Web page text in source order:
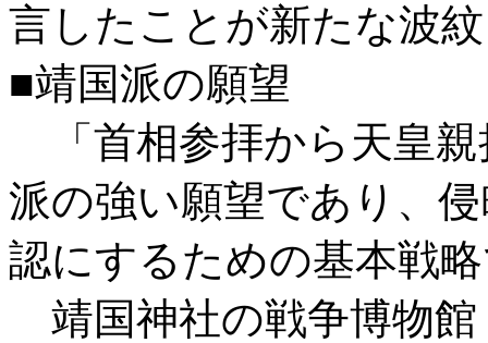
言したことが新たな波
■靖国派の願望
「首相参拝から天皇
派の強い願望であり、
認にするための基本戦
靖国神社の戦争博物館